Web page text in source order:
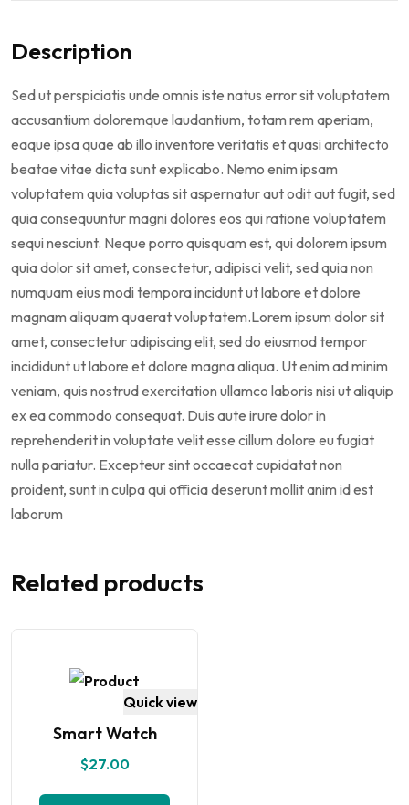
Description
Sed ut perspiciatis unde omnis iste natus error sit voluptatem
accusantium doloremque laudantium, totam rem aperiam,
eaque ipsa quae ab illo inventore veritatis et quasi architecto
beatae vitae dicta sunt explicabo. Nemo enim ipsam
voluptatem quia voluptas sit aspernatur aut odit aut fugit, sed
quia consequuntur magni dolores eos qui ratione voluptatem
sequi nesciunt. Neque porro quisquam est, qui dolorem ipsum
quia dolor sit amet, consectetur, adipisci velit, sed quia non
numquam eius modi tempora incidunt ut labore et dolore
magnam aliquam quaerat voluptatem.Lorem ipsum dolor sit
amet, consectetur adipiscing elit, sed do eiusmod tempor
incididunt ut labore et dolore magna aliqua. Ut enim ad minim
veniam, quis nostrud exercitation ullamco laboris nisi ut aliquip
ex ea commodo consequat. Duis aute irure dolor in
reprehenderit in voluptate velit esse cillum dolore eu fugiat
nulla pariatur. Excepteur sint occaecat cupidatat non
proident, sunt in culpa qui officia deserunt mollit anim id est
laborum
Related products
Quick view
Smart Watch
$27.00